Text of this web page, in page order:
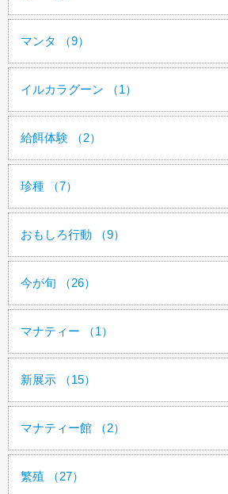
マンタ （9）
イルカラグーン （1）
給餌体験 （2）
珍種 （7）
おもしろ行動 （9）
今が旬 （26）
マナティー （1）
新展示 （15）
マナティー館 （2）
繁殖 （27）